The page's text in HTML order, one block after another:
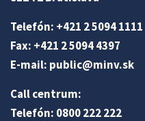
Telefón: +421 2 5094 1111
Fax: +421 2 5094 4397
E-mail: public@minv.sk
Call centrum:
Telefón: 0800 222 222